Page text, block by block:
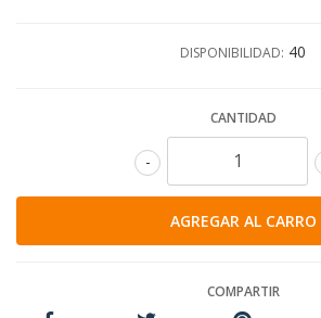
DISPONIBILIDAD: 40
CANTIDAD
-
COMPARTIR